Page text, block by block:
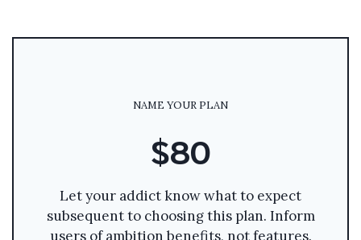
NAME YOUR PLAN
$80
Let your addict know what to expect
subsequent to choosing this plan. Inform
users of ambition benefits, not features.